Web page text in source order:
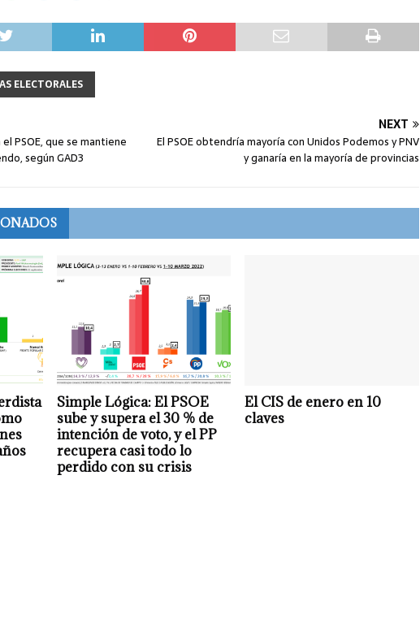
ELECTORALES
PSOE, que se mantiene
según GAD3
NEXT
El PSOE obtendría mayoría con Unidos Podemos y PNV
y ganaría en la mayoría de provincias
Simple Lógica: El PSOE
sube y supera el 30 % de
intención de voto, y el PP
recupera casi todo lo
perdido con su crisis
El CIS de enero en 10
claves